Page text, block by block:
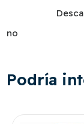
no
Podría